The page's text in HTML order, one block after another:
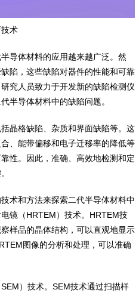
术
导体材料的应用越来越广泛。然
陷，这些缺陷对器件的性能和可靠
究人员致力于开发新的缺陷检测仪
半导体材料中的缺陷问题。
晶格缺陷、杂质和界面缺陷等。这
、能带偏移和电子迁移率的降低等
性。因此，准确、高效地检测和定
术和方法来探索二代半导体材料中
镜（HRTEM）技术。HRTEM技
样品的晶体结构，可以直观地显示
图像的分析和处理，可以准确
）技术。SEM技术通过扫描样